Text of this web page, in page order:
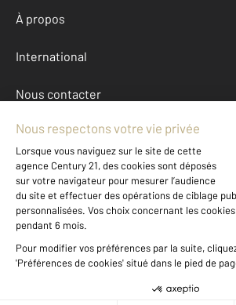
À propos
International
Nous contacter
Mentions légales & CGU et
Données personnelles
Gestionnaire des